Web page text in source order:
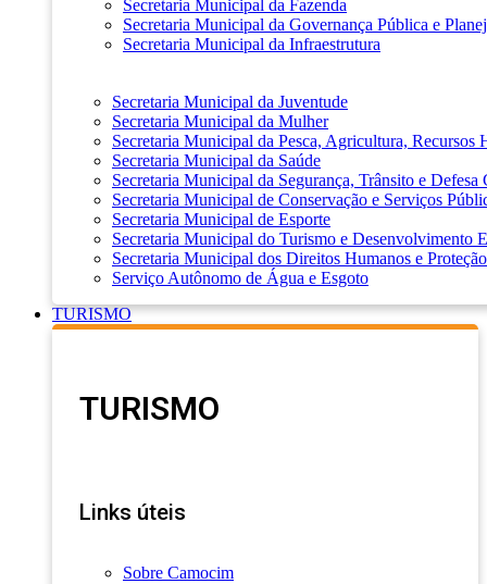
Secretaria Municipal da Fazenda
Secretaria Municipal da Governança Pública e
Secretaria Municipal da Infraestrutura
Secretaria Municipal da Juventude
Secretaria Municipal da Mulher
Secretaria Municipal da Pesca, Agricultura, Recursos
Secretaria Municipal da Saúde
Secretaria Municipal da Segurança, Trânsito e Defesa
Secretaria Municipal de Conservação e Serviços
Secretaria Municipal de Esporte
Secretaria Municipal do Turismo e Desenvolvimento
Secretaria Municipal dos Direitos Humanos e
Serviço Autônomo de Água e Esgoto
TURISMO
TURISMO
Links úteis
Sobre Camocim